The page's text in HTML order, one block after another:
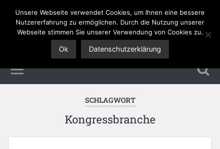
Tourismus Jobs
SCHLAGWORT
Kongressbranche
Unsere Webseite verwendet Cookies, um Ihnen eine bessere
Nutzererfahrung zu ermöglichen. Durch die Nutzung unserer
Webseite stimmen Sie unserer Verwendung von Cookies zu.
Ok Datenschutzerklärung